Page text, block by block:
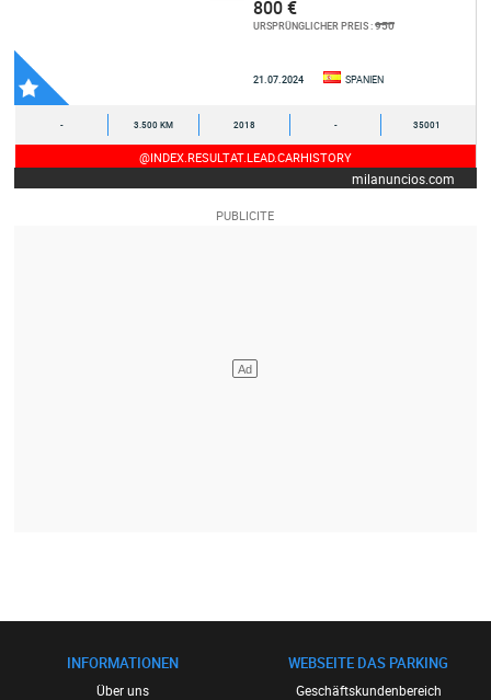
800 €
URSPRÜNGLICHER PREIS :950
21.07.2024 SPANIEN
- 3.500 KM 2018 - 35001
@INDEX.RESULTAT.LEAD.CARHISTORY
milanuncios.com
INFORMATIONEN
Über uns
WEBSEITE DAS PARKING
Geschäftskundenbereich